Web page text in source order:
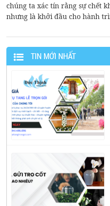
chúng ta xác tín rằng sự chết
nhưng là khởi đầu cho hành
TIN MỚI NHẤT